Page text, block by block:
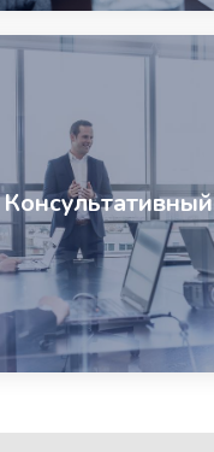
Консультативный